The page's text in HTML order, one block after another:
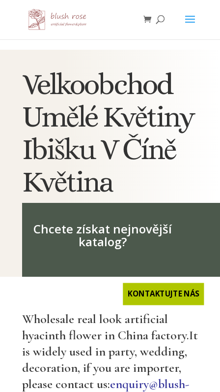
Velkoobchod
Umělé Květiny
Ibišku V Číně
Květina
Chcete získat nejnovější
katalog?
KONTAKTUJTE NÁS
Wholesale real look artificial
hyacinth flower in China factory.It
is widely used in party, wedding,
decoration, if you are importer,
please contact us:enquiry@blush-